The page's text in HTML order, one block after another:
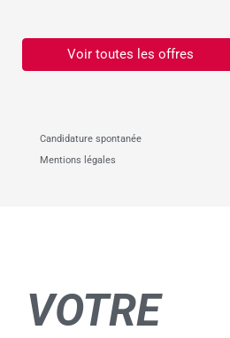
Voir toutes les offres
Candidature spontanée
Mentions légales
VOTRE